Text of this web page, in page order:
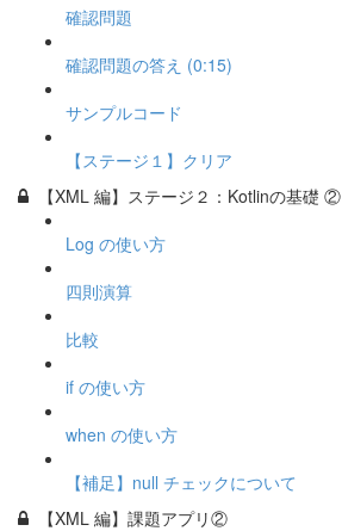
確認問題
確認問題の答え (0:15)
サンプルコード
【ステージ１】クリア
【XML 編】ステージ２：Kotlinの基礎 ②
Log の使い方
四則演算
比較
if の使い方
when の使い方
【補足】null チェックについて
【XML 編】課題アプリ②